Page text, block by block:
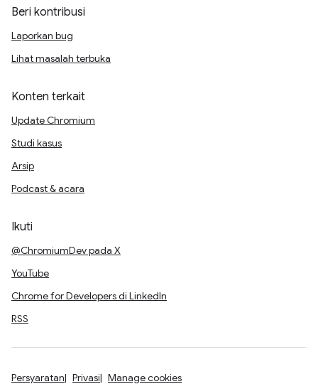
Beri kontribusi
Laporkan bug
Lihat masalah terbuka
Konten terkait
Update Chromium
Studi kasus
Arsip
Podcast & acara
Ikuti
@ChromiumDev pada X
YouTube
Chrome for Developers di LinkedIn
RSS
Persyaratan Privasi Manage cookies